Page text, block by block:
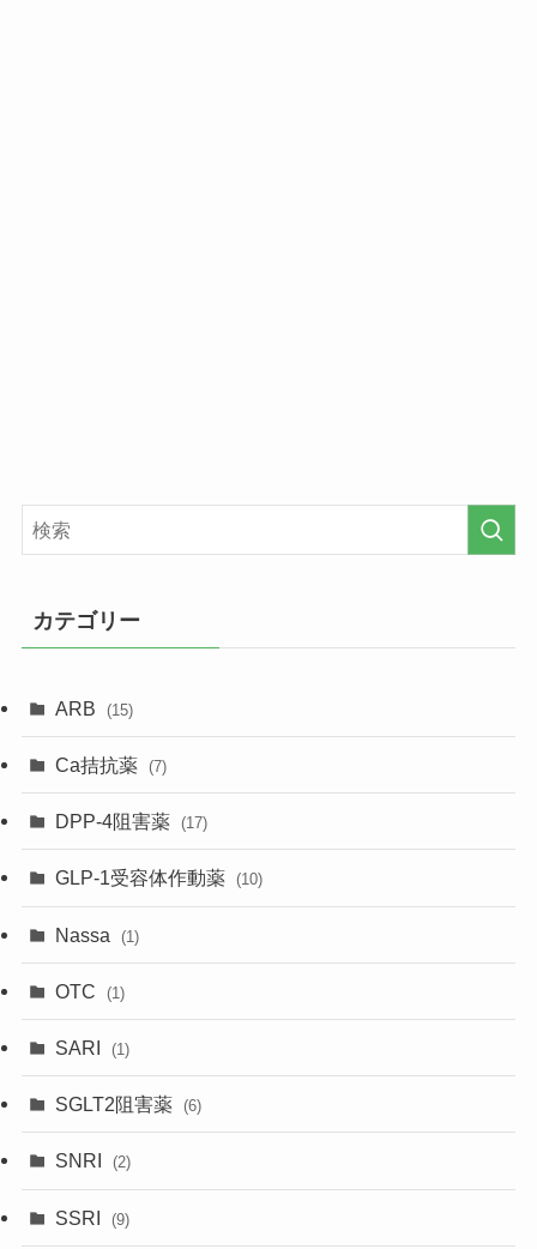
カテゴリー
ARB (15)
Ca拮抗薬 (7)
DPP-4阻害薬 (17)
GLP-1受容体作動薬 (10)
Nassa (1)
OTC (1)
SARI (1)
SGLT2阻害薬 (6)
SNRI (2)
SSRI (9)